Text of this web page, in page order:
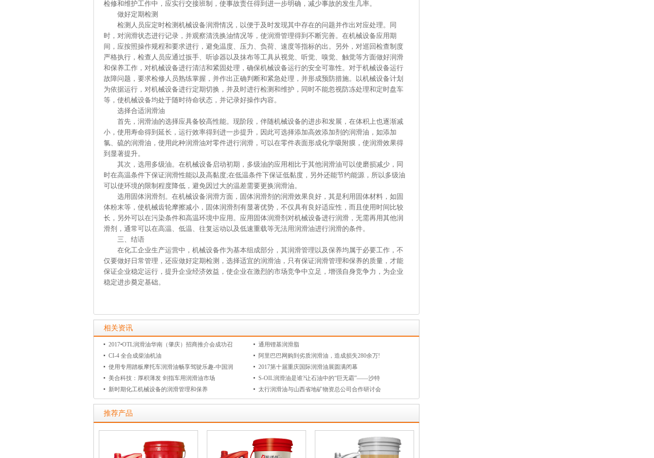
检修和维护工作中，应实行交接班制，使事故责任得到进一步明确，减少事故的发生几率。
做好定期检测
检测人员应定时检测机械设备润滑情况，以便于及时发现其中存在的问题并作出对应处理。同
时，对润滑状态进行记录，并观察清洗换油情况等，使润滑管理得到不断完善。在机械设备应用期
间，应按照操作规程和要求进行，避免温度、压力、负荷、速度等指标的出。另外，对巡回检查制度
严格执行，检查人员应通过扳手、听诊器以及抹布等工具从视觉、听觉、嗅觉、触觉等方面做好润滑
和保养工作，对机械设备进行清洁和紧固处理，确保机械设备运行的安全可靠性。对于机械设备运行
故障问题，要求检修人员熟练掌握，并作出正确判断和紧急处理，并形成预防措施。以机械设备计划
为依据运行，对机械设备进行定期切换，并及时进行检测和维护，同时不能忽视防冻处理和定时盘车
等，使机械设备均处于随时待命状态，并记录好操作内容。
选择合适润滑油
首先，润滑油的选择应具备较高性能。现阶段，伴随机械设备的进步和发展，在体积上也逐渐减
小，使用寿命得到延长，运行效率得到进一步提升，因此可选择添加高效添加剂的润滑油，如添加
氯、硫的润滑油，使用此种润滑油对零件进行润滑，可以在零件表面形成化学吸附膜，使润滑效果得
到显著提升。
其次，选用多级油。在机械设备启动初期，多级油的应用相比于其他润滑油可以使磨损减少，同
时在高温条件下保证润滑性能以及高黏度;在低温条件下保证低黏度，另外还能节约能源，所以多级油
可以使环境的限制程度降低，避免因过大的温差需要更换润滑油。
选用固体润滑剂。在机械设备润滑方面，固体润滑剂的润滑效果良好，其是利用固体材料，如固
体粉末等，使机械齿轮摩擦减小，固体润滑剂有显著优势，不仅具有良好适应性，而且使用时间比较
长，另外可以在污染条件和高温环境中应用。应用固体润滑剂对机械设备进行润滑，无需再用其他润
滑剂，通常可以在高温、低温、往复运动以及低速重载等无法用润滑油进行润滑的条件。
三、结语
在化工企业生产运营中，机械设备作为基本组成部分，其润滑管理以及保养均属于必要工作，不
仅要做好日常管理，还应做好定期检测，选择适宜的润滑油，只有保证润滑管理和保养的质量，才能
保证企业稳定运行，提升企业经济效益，使企业在激烈的市场竞争中立足，增强自身竞争力，为企业
稳定进步奠定基础。
相关资讯
2017•OTL润滑油华南（肇庆）招商推介会成功召
通用锂基润滑脂
CI-4 全合成柴油机油
阿里巴巴网购到劣质润滑油，造成损失280余万!
使用专用踏板摩托车润滑油畅享驾驶乐趣-中国润
2017第十届重庆国际润滑油展圆满闭幕
美合科技：厚积薄发 剑指车用润滑油市场
S-OIL润滑油是谁?让石油中的“巨无霸”——沙特
新时期化工机械设备的润滑管理和保养
太行润滑油与山西省地矿物资总公司合作研讨会
推荐产品